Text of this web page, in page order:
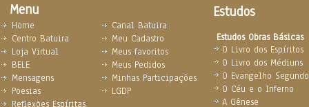
Menu Estudos
Estudos Obras Básicas
O Livro dos Espíritos
O Livro dos Médiuns
O Evangelho
O Céu e o Inferno
A Gênese
Home
Centro Batuira
Loja Virtual
BELE
Mensagens
Poesias
Reflexões Espíritas
Canal Batuira
Meu Cadastro
Meus favoritos
Meus Pedidos
Minhas Participações
LGDP